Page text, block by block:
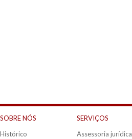
SOBRE NÓS
Histórico
SERVIÇOS
Assessoria jurídica